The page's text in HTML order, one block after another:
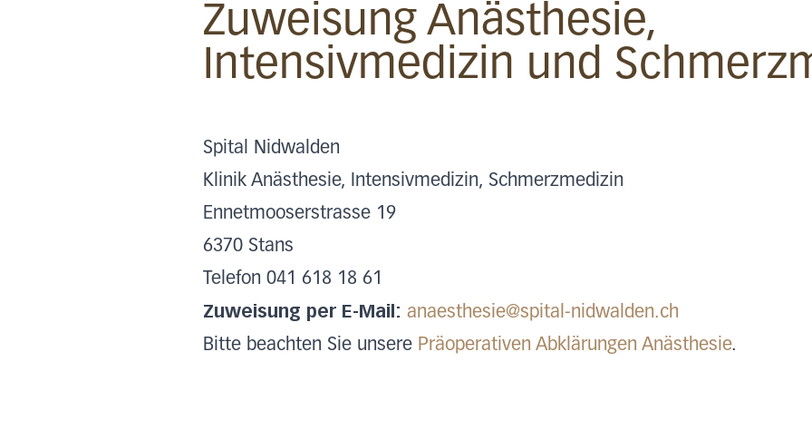
Zuweisung Anästhesie,
Intensivmedizin und
Spital Nidwalden
Klinik Anästhesie, Intensivmedizin, Schmerzmedizin
Ennetmooserstrasse 19
6370 Stans
Telefon 041 618 18 61
Zuweisung per E-Mail: anaesthesie@spital-nidwalden.ch
Bitte beachten Sie unsere Präoperativen Abklärungen Anästhesie.